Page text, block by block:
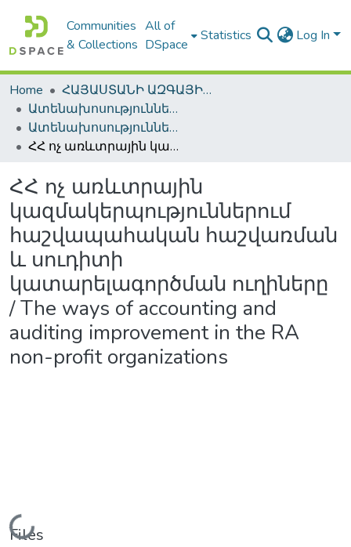
Communities
& Collections
All of
DSpace
Statistics Log In
Home
ՀԱՅԱՍՏԱՆԻ ԱԶԳԱՅԻՆ ԳՐԱԴԱՐԱՆԻ ԹՎԱՅԻՆ ՊԱՀՈՑ / DIGITAL REPOSITORY OF NLA
Ատենախոսություններ և սեղմագրեր / Theses & Abstracts
Ատենախոսություններ և սեղմագրեր / Theses & Abstracts
ՀՀ ոչ առևտրային կազմակերպություններում հաշվապահական հաշվառման և սուդիտի կատարելագործման ուղիները / The ways of accounting and auditing improvement in the RA non-profit organizations
ՀՀ ոչ առևտրային
կազմակերպություններում
հաշվապահական հաշվառման
և սուդիտի
կատարելագործման ուղիները
/ The ways of accounting and
auditing improvement in the RA
non-profit organizations
Loading...
Files